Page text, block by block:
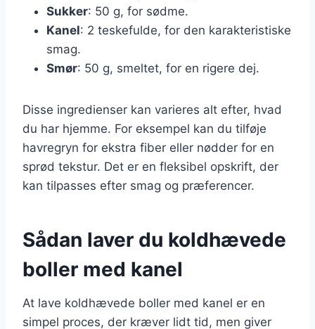
Sukker: 50 g, for sødme.
Kanel: 2 teskefulde, for den karakteristiske
smag.
Smør: 50 g, smeltet, for en rigere dej.
Disse ingredienser kan varieres alt efter, hvad
du har hjemme. For eksempel kan du tilføje
havregryn for ekstra fiber eller nødder for en
sprød tekstur. Det er en fleksibel opskrift, der
kan tilpasses efter smag og præferencer.
Sådan laver du koldhævede
boller med kanel
At lave koldhævede boller med kanel er en
simpel proces, der kræver lidt tid, men giver